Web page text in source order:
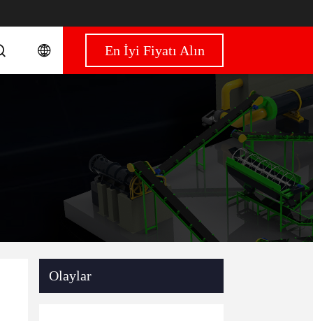
En İyi Fiyatı Alın
Olaylar